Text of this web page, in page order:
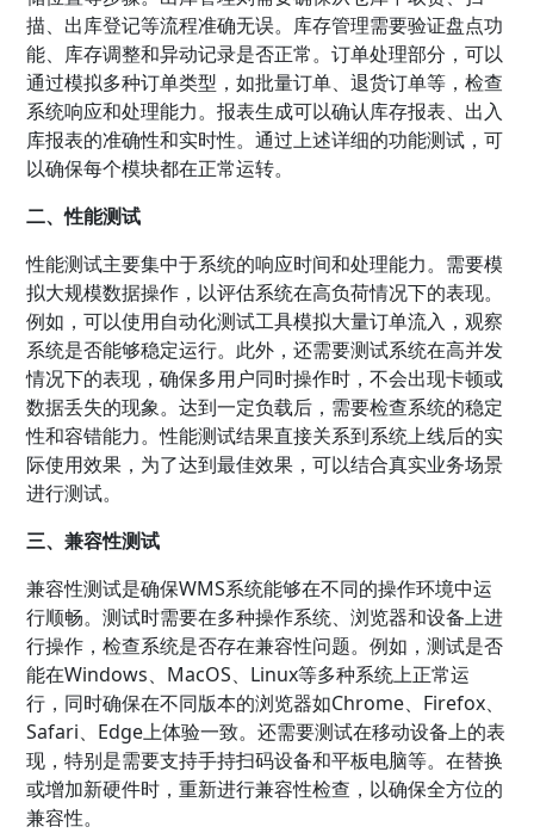
描、出库登记等流程准确无误。库存管理需要验证盘点功
能、库存调整和异动记录是否正常。订单处理部分，可以
通过模拟多种订单类型，如批量订单、退货订单等，检查
系统响应和处理能力。报表生成可以确认库存报表、出入
库报表的准确性和实时性。通过上述详细的功能测试，可
以确保每个模块都在正常运转。
二、性能测试
性能测试主要集中于系统的响应时间和处理能力。需要模
拟大规模数据操作，以评估系统在高负荷情况下的表现。
例如，可以使用自动化测试工具模拟大量订单流入，观察
系统是否能够稳定运行。此外，还需要测试系统在高并发
情况下的表现，确保多用户同时操作时，不会出现卡顿或
数据丢失的现象。达到一定负载后，需要检查系统的稳定
性和容错能力。性能测试结果直接关系到系统上线后的实
际使用效果，为了达到最佳效果，可以结合真实业务场景
进行测试。
三、兼容性测试
兼容性测试是确保WMS系统能够在不同的操作环境中运
行顺畅。测试时需要在多种操作系统、浏览器和设备上进
行操作，检查系统是否存在兼容性问题。例如，测试是否
能在Windows、MacOS、Linux等多种系统上正常运
行，同时确保在不同版本的浏览器如Chrome、Firefox、
Safari、Edge上体验一致。还需要测试在移动设备上的表
现，特别是需要支持手持扫码设备和平板电脑等。在替换
或增加新硬件时，重新进行兼容性检查，以确保全方位的
兼容性。